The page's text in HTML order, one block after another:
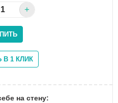
на стену: